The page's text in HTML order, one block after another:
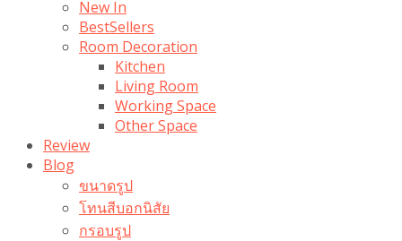
New In
BestSellers
Room Decoration
Kitchen
Living Room
Working Space
Other Space
Review
Blog
ขนาดรูป
โทนสีบอกนิสัย
กรอบรูป